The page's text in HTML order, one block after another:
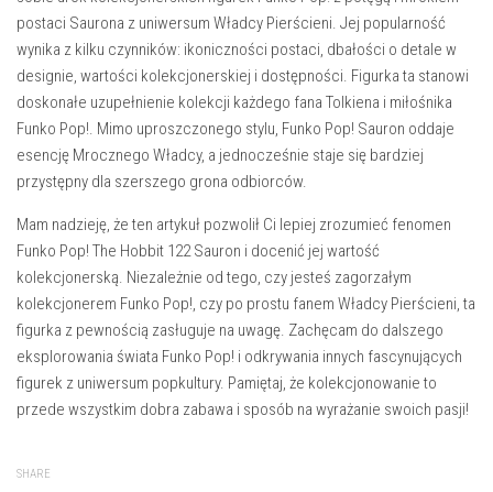
postaci Saurona z uniwersum Władcy Pierścieni. Jej popularność
wynika z kilku czynników: ikoniczności postaci, dbałości o detale w
designie, wartości kolekcjonerskiej i dostępności. Figurka ta stanowi
doskonałe uzupełnienie kolekcji każdego fana Tolkiena i miłośnika
Funko Pop!. Mimo uproszczonego stylu, Funko Pop! Sauron oddaje
esencję Mrocznego Władcy, a jednocześnie staje się bardziej
przystępny dla szerszego grona odbiorców.
Mam nadzieję, że ten artykuł pozwolił Ci lepiej zrozumieć fenomen
Funko Pop! The Hobbit 122 Sauron i docenić jej wartość
kolekcjonerską. Niezależnie od tego, czy jesteś zagorzałym
kolekcjonerem Funko Pop!, czy po prostu fanem Władcy Pierścieni, ta
figurka z pewnością zasługuje na uwagę. Zachęcam do dalszego
eksplorowania świata Funko Pop! i odkrywania innych fascynujących
figurek z uniwersum popkultury. Pamiętaj, że kolekcjonowanie to
przede wszystkim dobra zabawa i sposób na wyrażanie swoich pasji!
SHARE